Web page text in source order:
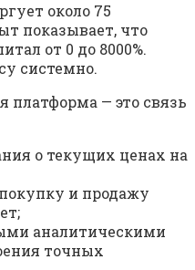
около 75
показывает, что
от 0 до 8000%.
системно.
платформа — это связь
о текущих ценах на
и продажу
аналитическими
точных